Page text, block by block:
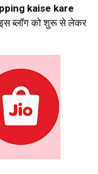
kaise kare
ब्लॉग को शुरू से लेकर